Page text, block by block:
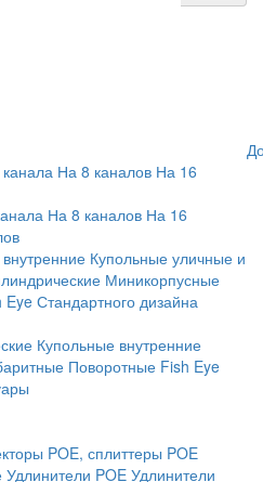
На 8 каналов На 16
На 8 каналов На 16
Купольные уличные и
Миникорпусные
Eye Стандартного дизайна
Купольные внутренние
Поворотные Fish Eye
POE, сплиттеры POE
Удлинители POE Удлинители